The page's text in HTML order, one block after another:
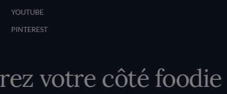
YOUTUBE
PINTEREST
votre côté foodie